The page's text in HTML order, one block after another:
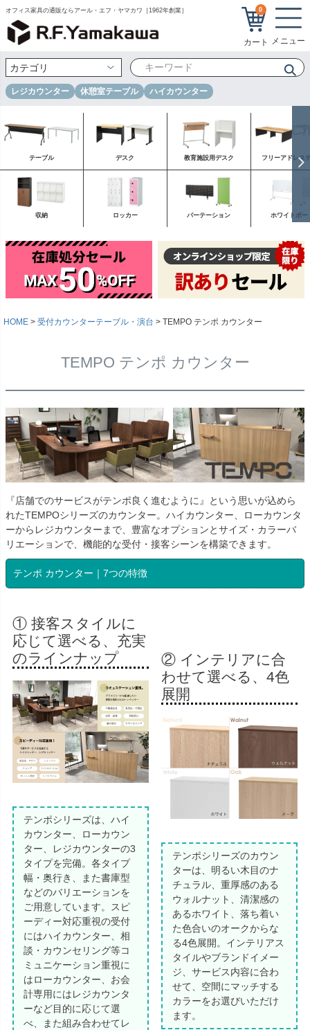
オフィス家具の通販ならアール・エフ・ヤマカワ［1962年創業］ 0
レジカウンター 休憩室テーブル ハイカウンター
テーブル デスク 教育施設用デスク フリーアドレス
収納 ロッカー パーテーション ホワイトボー
HOME 受付カウンターテーブル・演台 TEMPO テンポ カウンター
TEMPO テンポ カウンター
『店舗でのサービスがテンポ良く進むように』という思いが込めら
れたTEMPOシリーズのカウンター。ハイカウンター、ローカウンタ
ーからレジカウンターまで、豊富なオプションとサイズ・カラーバ
リエーションで、機能的な受付・接客シーンを構築できます。
テンポ カウンター｜7つの特徴
① 接客スタイルに
応じて選べる、充実
のラインナップ
テンポシリーズは、ハイ
カウンター、ローカウン
ター、レジカウンターの3
タイプを完備。各タイプ
幅・奥行き、また書庫型
などのバリエーションを
ご用意しています。スピ
ーディー対応重視の受付
にはハイカウンター、相
談・カウンセリング等コ
ミュニケーション重視に
はローカウンター、お会
計専用にはレジカウンタ
ーなど目的に応じて選
べ、また組み合わせてレ
② インテリアに合
わせて選べる、4色
展開
テンポシリーズのカウン
ターは、明るい木目のナ
チュラル、重厚感のある
ウォルナット、清潔感の
あるホワイト、落ち着い
た色合いのオークからな
る4色展開。インテリアス
タイルやブランドイメー
ジ、サービス内容に合わ
せて、空間にマッチする
カラーをお選びいただけ
ます。